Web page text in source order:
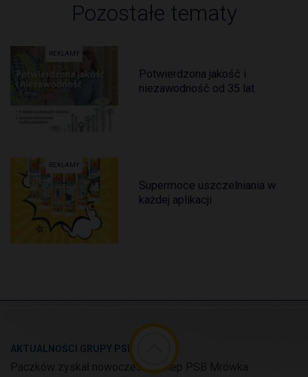
Pozostałe tematy
REKLAMY
Potwierdzona jakość i
niezawodność od 35 lat
REKLAMY
Supermoce uszczelniania w
każdej aplikacji
AKTUALNOŚCI GRUPY PSB
Paczków zyskał nowoczesny sklep PSB Mrówka